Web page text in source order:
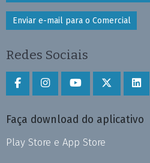
Enviar e-mail para o Comercial
Redes Sociais
Faça download do aplicativo
Play Store e App Store